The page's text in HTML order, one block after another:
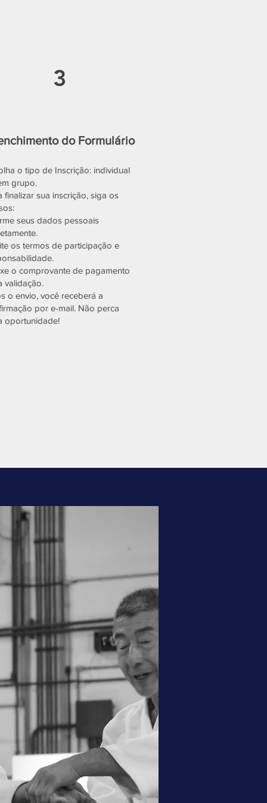
3
do Formulário
o tipo de Inscrição: individual
grupo.
finalizar sua inscrição, siga os
seus dados pessoais
os termos de participação e
o comprovante de pagamento
validação.
o envio, você receberá a
por e-mail. Não perca
oportunidade!